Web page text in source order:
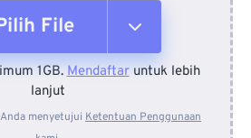
File
Dari Perangkat
1GB.Mendaftaruntuk lebih
lanjut
menyetujui Ketentuan Penggunaan